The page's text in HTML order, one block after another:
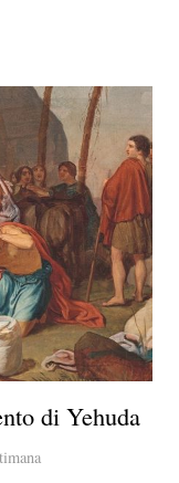
di Yehuda